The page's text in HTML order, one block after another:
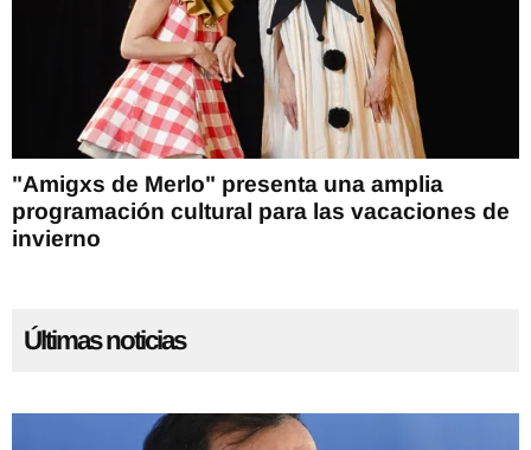
"Amigxs de Merlo" presenta una amplia
programación cultural para las vacaciones de
invierno
Últimas noticias